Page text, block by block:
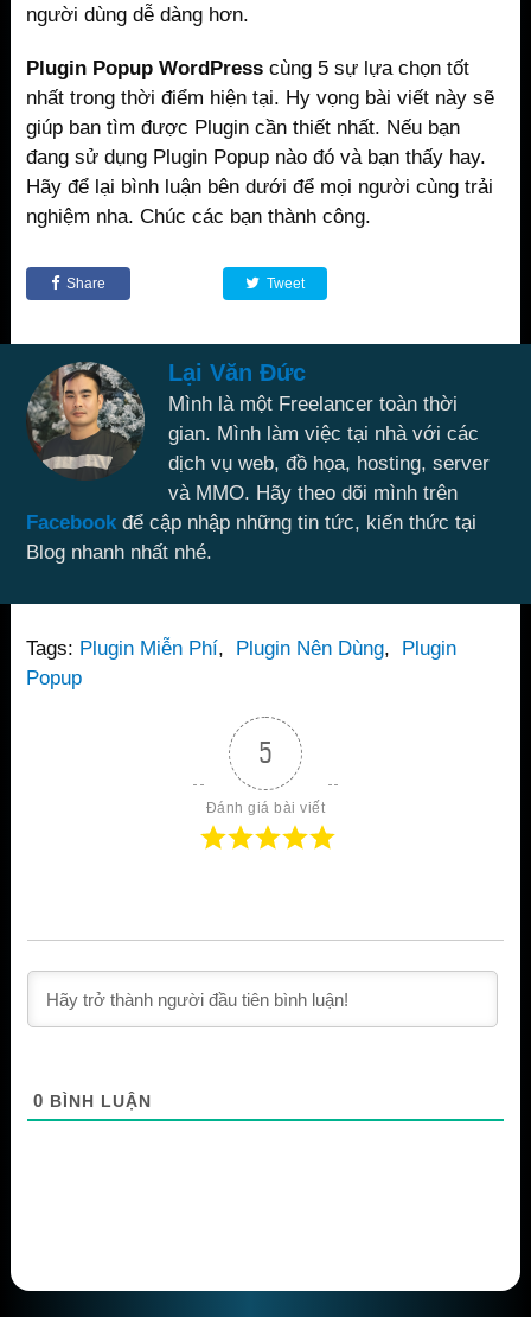
người dùng dễ dàng hơn.
Plugin Popup WordPresscùng 5 sự lựa chọn tốt
nhất trong thời điểm hiện tại. Hy vọng bài viết này sẽ
giúp ban tìm được Plugin cần thiết nhất. Nếu bạn
đang sử dụng Plugin Popup nào đó và bạn thấy hay.
Hãy để lại bình luận bên dưới để mọi người cùng trải
nghiệm nha. Chúc các bạn thành công.
Share Tweet
Lại Văn Đức
Mình là một Freelancer toàn thời
gian. Mình làm việc tại nhà với các
dịch vụ web, đồ họa, hosting, server
và MMO. Hãy theo dõi mình trên
Facebook để cập nhập những tin tức, kiến thức tại
Blog nhanh nhất nhé.
Tags: Plugin Miễn Phí, Plugin Nên Dùng,
Plugin
Popup
5
Đánh giá bài viết
0 BÌNH LUẬN